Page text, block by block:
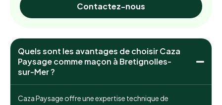
Contactez-nous
Quels sont les avantages de choisir Caza
Paysage comme maçon à Bretignolles-
sur-Mer ?
Caza Paysage offre une expertise technique de